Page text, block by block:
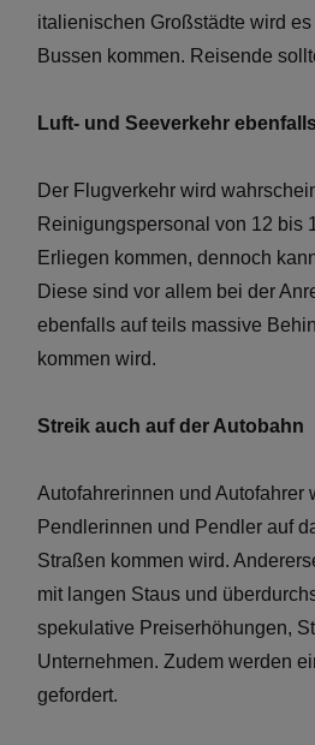
italienischen Großstädte wird
Bussen kommen. Reisende
Luft- und Seeverkehr
Der Flugverkehr wird
Reinigungspersonal von 12 bis
Erliegen kommen, dennoch
Diese sind vor allem bei der
ebenfalls auf teils massive
kommen wird.
Streik auch auf der Autobahn
Autofahrerinnen und
Pendlerinnen und Pendler auf
Straßen kommen wird.
mit langen Staus und
spekulative Preiserhöhungen,
Unternehmen. Zudem werden
gefordert.